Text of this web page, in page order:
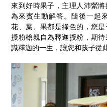
來到好時果子，主理人沛縈
為來賓生動解答。隨後一起
花、葉、果都是綠色的，您
授粉槍親自為釋迦授粉，期
識釋迦的一生，讓您和孩子從